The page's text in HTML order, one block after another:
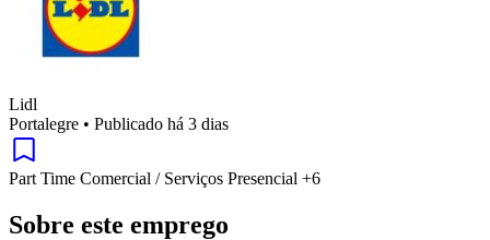
Lidl
Portalegre • Publicado há 3 dias
Part Time Comercial / Serviços Presencial +6
Sobre este emprego